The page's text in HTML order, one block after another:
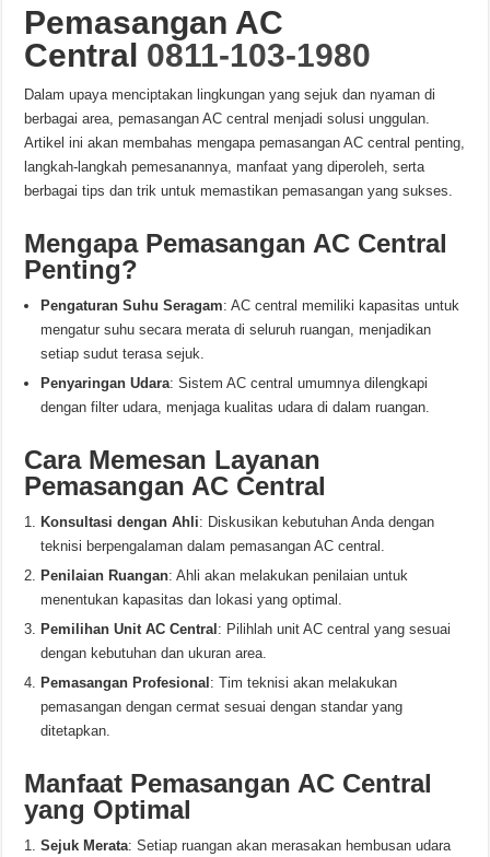
Pemasangan AC
Central 0811-103-1980
Dalam upaya menciptakan lingkungan yang sejuk dan nyaman di
berbagai area, pemasangan AC central menjadi solusi unggulan.
Artikel ini akan membahas mengapa pemasangan AC central penting,
langkah-langkah pemesanannya, manfaat yang diperoleh, serta
berbagai tips dan trik untuk memastikan pemasangan yang sukses.
Mengapa Pemasangan AC Central
Penting?
Pengaturan Suhu Seragam: AC central memiliki kapasitas untuk
mengatur suhu secara merata di seluruh ruangan, menjadikan
setiap sudut terasa sejuk.
Penyaringan Udara: Sistem AC central umumnya dilengkapi
dengan filter udara, menjaga kualitas udara di dalam ruangan.
Cara Memesan Layanan
Pemasangan AC Central
Konsultasi dengan Ahli: Diskusikan kebutuhan Anda dengan
teknisi berpengalaman dalam pemasangan AC central.
Penilaian Ruangan: Ahli akan melakukan penilaian untuk
menentukan kapasitas dan lokasi yang optimal.
Pemilihan Unit AC Central : Pilihlah unit AC central yang sesuai
dengan kebutuhan dan ukuran area.
Pemasangan Profesional : Tim teknisi akan melakukan
pemasangan dengan cermat sesuai dengan standar yang
ditetapkan.
Manfaat Pemasangan AC Central
yang Optimal
Sejuk Merata: Setiap ruangan akan merasakan hembusan udara